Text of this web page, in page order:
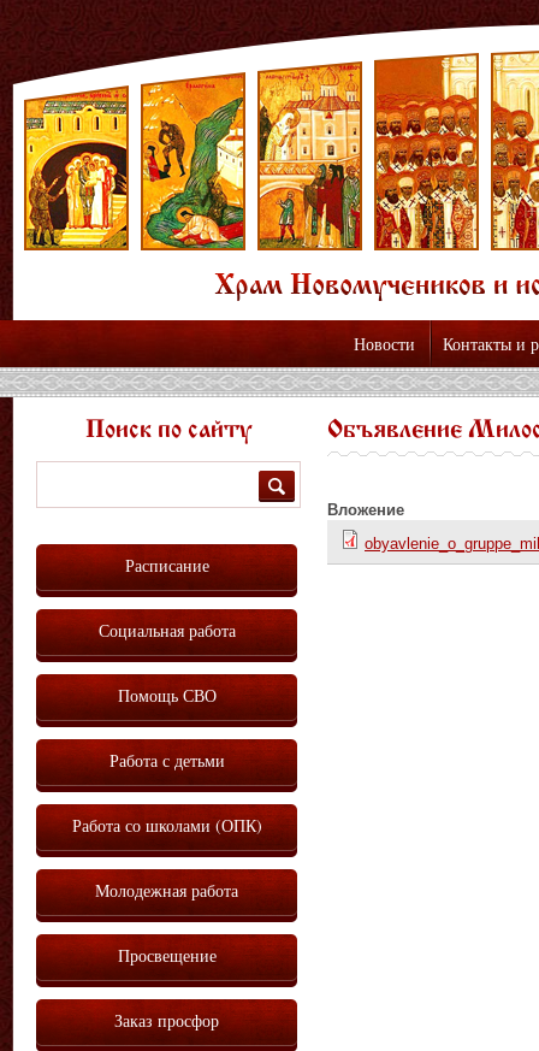
Новости Контакты и
Объявление
Вложение
Поиск по сайту
Расписание
Социальная работа
Помощь СВО
Работа с детьми
Работа со школами (ОПК)
Молодежная работа
Просвещение
Заказ просфор